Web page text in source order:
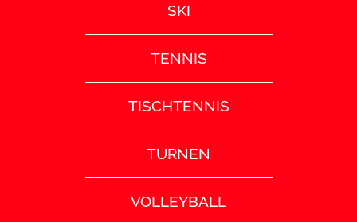
SKI
TENNIS
TISCHTENNIS
TURNEN
VOLLEYBALL